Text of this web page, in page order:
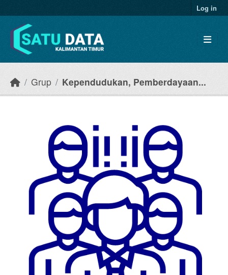
Log in
Grup Kependudukan, Pemberdayaan...